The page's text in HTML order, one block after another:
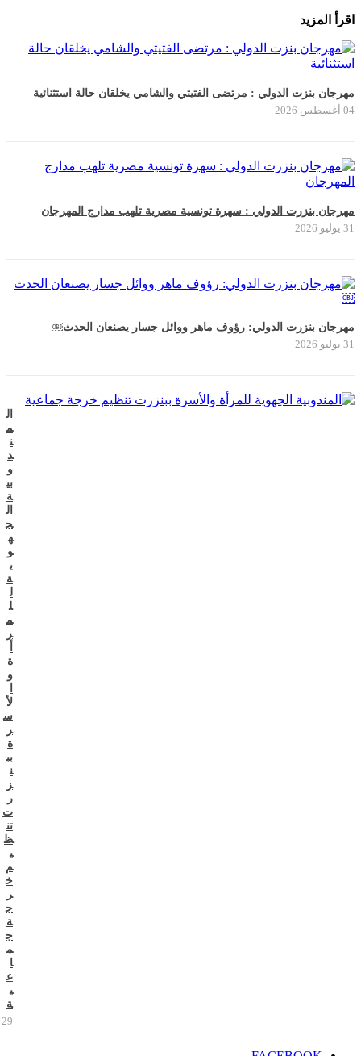
اقرأ المزيد
مهرجان بنزت الدولي : مرتضى الفتيتي والشامي يخلقان حالة استثنائية
04 أغسطس 2026
مهرجان بنزرت الدولي : سهرة تونسية مصرية تلهب مدارج المهرجان
31 يوليو 2026
مهرجان بنزرت الدولي: رؤوف ماهر ووائل جسار يصنعان الحدث￼
31 يوليو 2026
ال
م
ن
د
و
بي
ة
ال
ج
ه
و
ي
ة
ل
ل
م
ر
ة
و
لأ
س
ر
ة
بب
ن
ز
ر
ت
تن
ظ
ي
م
خ
ر
ج
ة
ج
م
ا
ع
ي
ة
29 يوليو 2026